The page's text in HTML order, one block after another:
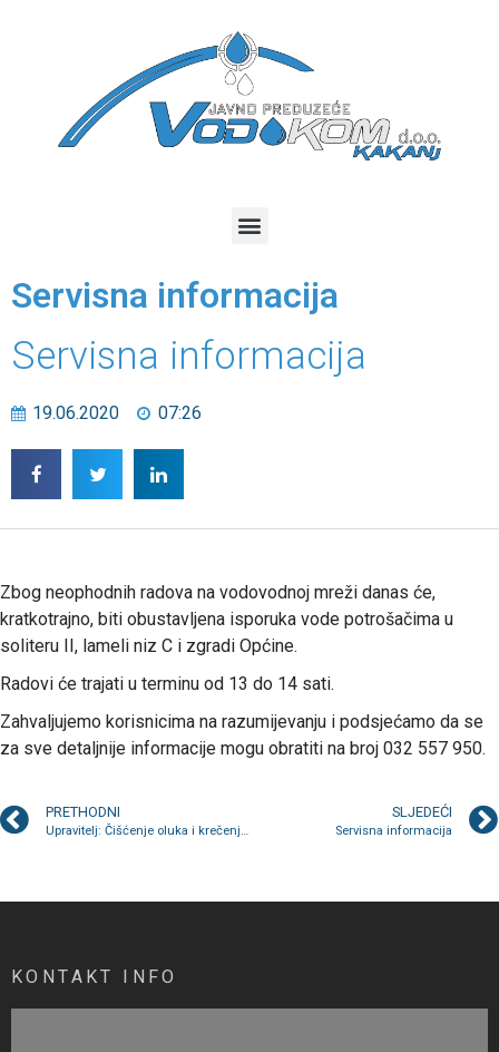
Servisna informacija
Servisna informacija
19.06.2020 07:26
Zbog neophodnih radova na vodovodnoj mreži danas će,
kratkotrajno, biti obustavljena isporuka vode potrošačima u
soliteru II, lameli niz C i zgradi Općine.
Radovi će trajati u terminu od 13 do 14 sati.
Zahvaljujemo korisnicima na razumijevanju i podsjećamo da se
za sve detaljnije informacije mogu obratiti na broj 032 557 950.
PRETHODNI
Upravitelj: Čišćenje oluka i krečenje stubišta
SLJEDEĆI
Servisna informacija
KONTAKT INFO